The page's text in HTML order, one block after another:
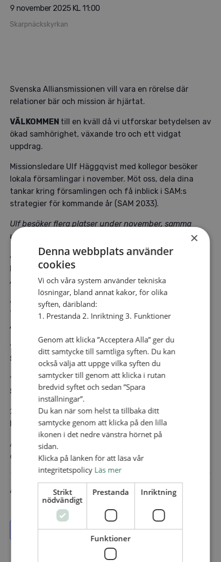
9 november 2025 KL 11:00
Skarpnäckskyrkan
Svenska Alliansmissionen vill vara en rörelse där
relationer bär och mission är hjärtat.
VÄLKOMMEN till en kväll då vi utforskar betydelsen av
ökad samhörighet, växande tro och ett vidgat
uppdrag.
Missionsledare Ulf Häggqvist med kollegor besöker
lokala församlingar i november. Möt oss, dela dina
tankar kring församlingen och få inblick i SAM:s
strategier för kommande år (SAM 2033).
Ulf besöker flera platser under november, samma
upplägg på varje plats.
4 november
Hillerstorps Missionskyrka
Anmälan är stängd.
6 november
Tenhults Allianskyrka
Anmälan är stängd.
9 november – OBS! Kl. 11.00 (ingen anmälan)
Skarpnäckskyrkan
13 november
Storegårdskyrkan, Eksjö
20 november
Laholms Missionshus
Anmälan nedan, senast fyra dagar före respektive
datum.
Anmälan är nu stängd för samtliga samlingar.
Lägg till i kalender
×
Denna webbplats använder
cookies
Vi och våra system använder tekniska
lösningar, bland annat kakor, för olika
syften, däribland:
1. Prestanda 2. Inriktning 3. Funktioner
Genom att klicka ”Acceptera Alla” ger du
ditt samtycke till samtliga syften. Du kan
också välja att uppge vilka syften du
samtycker till genom att klicka i rutan
bredvid syftet och sedan ”Spara
inställningar”.
Du kan när som helst ta tillbaka ditt
samtycke genom att klicka på den lilla
ikonen i det nedre vänstra hörnet på
sidan.
Klicka på länken för att läsa vår
integritetspolicy Läs mer
Strikt
nödvändigt
Prestanda Inriktning
Funktioner